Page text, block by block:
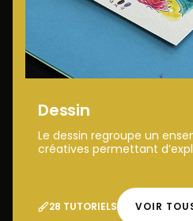
Dessin
Le dessin regroupe un
créatives permettant
28 TUTORIELS VOIR